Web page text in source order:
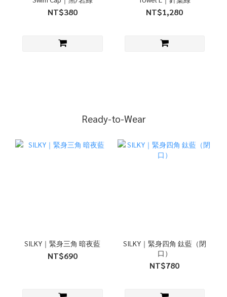
NT$380 NT$1,280
Ready-to-Wear
SILKY｜緊身三角 暗夜藍
NT$690
SILKY｜緊身四角 鈦藍（閉
口）
NT$780